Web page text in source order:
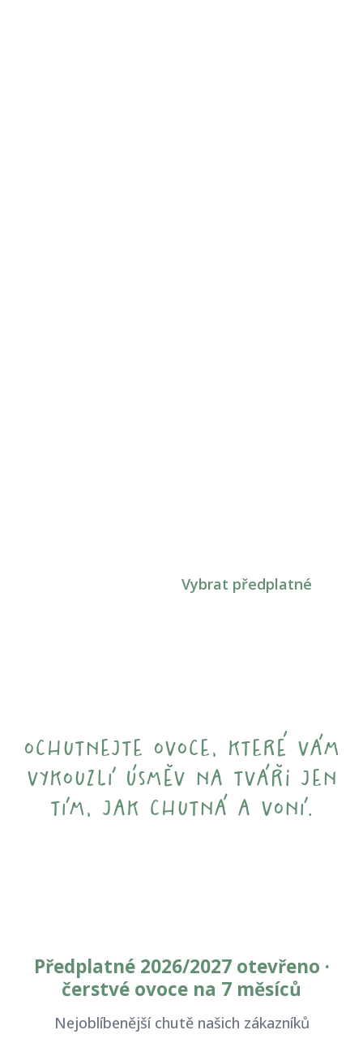
Vybrat předplatné
ochutnejte ovoce, které vám
vykouzlí úsměv na tváři jen
tím, jak chutná a voní.
Předplatné 2026/2027 otevřeno ·
čerstvé ovoce na 7 měsíců
Nejoblíbenější chutě našich zákazníků